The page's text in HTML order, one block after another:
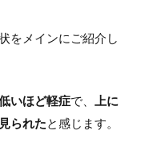
をメインにご紹介し
いほど軽症で、
上に
られたと感じます。